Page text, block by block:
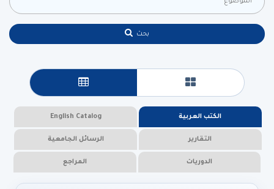
بحث
عرض البطاقات عرض جدولي
الكتب العربية English Catalog
التقارير الرسائل الجامعية
الدوريات المراجع